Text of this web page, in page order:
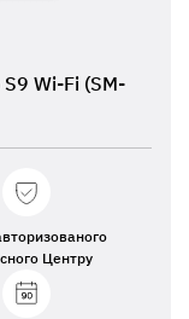
S9 Wi-Fi (SM-
Центру